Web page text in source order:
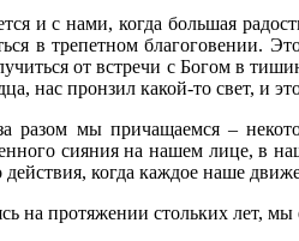
и с нами, когда большая
в трепетном благоговении.
от встречи с Богом в
нас пронзил какой-то свет, и
разом мы причащаемся –
сияния на нашем лице, в
когда каждое наше
на протяжении стольких лет, мы